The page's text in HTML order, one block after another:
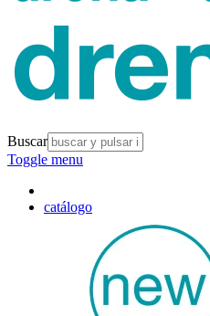
Buscar
Toggle menu
catálogo